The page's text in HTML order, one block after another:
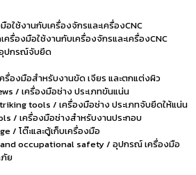
ใช้งานกับเครื่องจักรและเครื่องCNC
รื่องมือใช้งานกับเครื่องจักรและเครื่องCNC
ปกรณ์จับยึด
องมือสำหรับงานขัด เจียร และตกแต่งผิว
/ เครื่องมือช่าง ประเภทขันแน่น
tools / เครื่องมือช่าง ประเภทจับยึดให้แน่น
/ เครื่องมือช่างสำหรับงานประกอบ
/ โต๊ะและตู้เก็บเครื่องมือ
occupational safety / อุปกรณ์ เครื่องมือ
ย